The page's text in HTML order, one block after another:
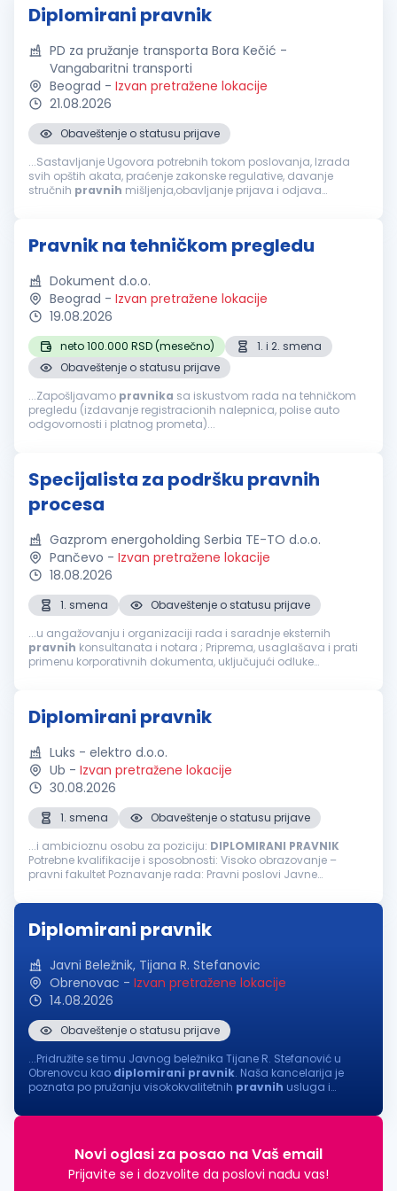
Diplomirani pravnik
PD za pružanje transporta Bora Kečić -
Vangabaritni transporti
Beograd - Izvan pretražene lokacije
21.08.2026
Obaveštenje o statusu prijave
...Sastavljanje Ugovora potrebnih tokom poslovanja, Izrada
svih opštih akata, praćenje zakonske regulative, davanje
stručnih pravnih mišljenja,obavljanje prijava i odjava
Pravnik na tehničkom pregledu
Dokument d.o.o.
Beograd - Izvan pretražene lokacije
19.08.2026
neto 100.000 RSD (mesečno)
1. i 2. smena
Obaveštenje o statusu prijave
...Zapošljavamo pravnika sa iskustvom rada na tehničkom
pregledu (izdavanje registracionih nalepnica, polise auto
odgovornosti i platnog prometa)...
Specijalista za podršku pravnih
procesa
Gazprom energoholding Serbia TE-TO d.o.o.
Pančevo - Izvan pretražene lokacije
18.08.2026
1. smena
Obaveštenje o statusu prijave
...u angažovanju i organizaciji rada i saradnje eksternih
pravnih konsultanata i notara ; Priprema, usaglašava i prati
primenu korporativnih dokumenta, uključujući odluke
Diplomirani pravnik
Luks - elektro d.o.o.
Ub - Izvan pretražene lokacije
30.08.2026
1. smena
Obaveštenje o statusu prijave
...i ambicioznu osobu za poziciju: DIPLOMIRANI PRAVNIK
Potrebne kvalifikacije i sposobnosti: Visoko obrazovanje –
pravni fakultet Poznavanje rada: Pravni poslovi Javne
dokumentacije za notara... Iskustvo...
Diplomirani pravnik
Javni Beležnik, Tijana R. Stefanovic
Obrenovac - Izvan pretražene lokacije
14.08.2026
Obaveštenje o statusu prijave
...Pridružite se timu Javnog beležnika Tijane R. Stefanović u
Obrenovcu kao diplomirani pravnik. Naša kancelarija je
poznata po pružanju visokokvalitetnih pravnih usluga i
osobu koja će doprineti...
Novi oglasi za posao na Vaš email
Prijavite se i dozvolite da poslovi nađu vas!